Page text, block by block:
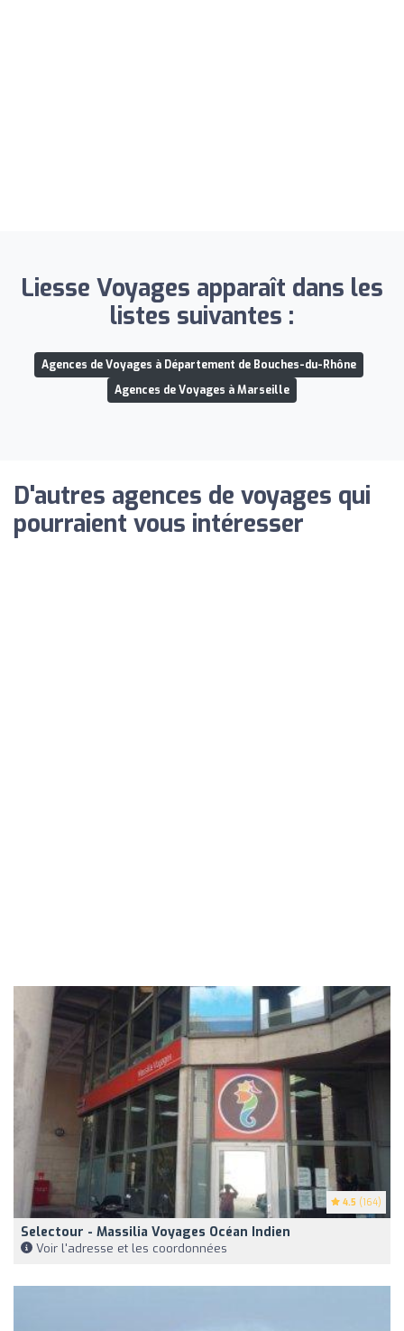
Liesse Voyages apparaît dans les
listes suivantes :
Agences de Voyages à Département de Bouches-du-Rhône
Agences de Voyages à Marseille
D'autres agences de voyages qui
pourraient vous intéresser
4.5 (164)
Selectour - Massilia Voyages Océan Indien
Voir l'adresse et les coordonnées